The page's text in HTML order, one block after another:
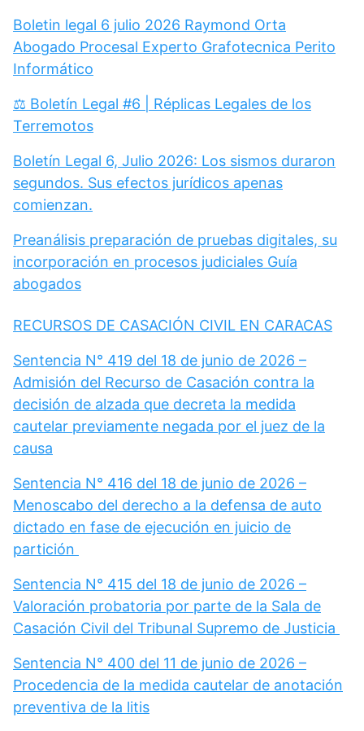
Boletin legal 6 julio 2026 Raymond Orta
Abogado Procesal Experto Grafotecnica Perito
Informático
⚖️ Boletín Legal #6 | Réplicas Legales de los
Terremotos
Boletín Legal 6, Julio 2026: Los sismos duraron
segundos. Sus efectos jurídicos apenas
comienzan.
Preanálisis preparación de pruebas digitales, su
incorporación en procesos judiciales Guía
abogados
RECURSOS DE CASACIÓN CIVIL EN CARACAS
Sentencia N° 419 del 18 de junio de 2026 –
Admisión del Recurso de Casación contra la
decisión de alzada que decreta la medida
cautelar previamente negada por el juez de la
causa
Sentencia N° 416 del 18 de junio de 2026 –
Menoscabo del derecho a la defensa de auto
dictado en fase de ejecución en juicio de
partición
Sentencia N° 415 del 18 de junio de 2026 –
Valoración probatoria por parte de la Sala de
Casación Civil del Tribunal Supremo de Justicia
Sentencia N° 400 del 11 de junio de 2026 –
Procedencia de la medida cautelar de anotación
preventiva de la litis